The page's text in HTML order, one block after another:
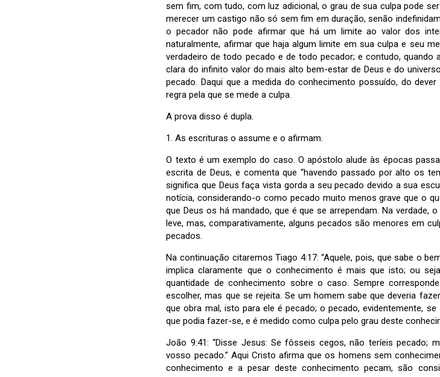
sem fim, com tudo, com luz adicional, o grau de sua culpa pode
merecer um castigo não só sem fim em duração, senão
o pecador não pode afirmar que há um limite ao valor dos
naturalmente, afirmar que haja algum limite em sua culpa e seu
verdadeiro de todo pecado e de todo pecador; e contudo,
clara do infinito valor do mais alto bem-estar de Deus e do
pecado. Daqui que a medida do conhecimento possuído, do
regra pela que se mede a culpa.
A prova disso é dupla.
1. As escrituras o assume e o afirmam.
O texto é um exemplo do caso. O apóstolo alude às épocas
escrita de Deus, e comenta que “havendo passado por alto os
significa que Deus faça vista gorda a seu pecado devido a sua
notícia, considerando-o como pecado muito menos grave que o
que Deus os há mandado, que é que se arrependam. Na
leve, mas, comparativamente, alguns pecados são menores em
pecados.
Na continuação citaremos Tiago 4:17: “Aquele, pois, que sabe o
implica claramente que o conhecimento é mais que isto; ou
quantidade de conhecimento sobre o caso. Sempre
escolher, mas que se rejeita. Se um homem sabe que deveria
que obra mal, isto para ele é pecado; o pecado, evidentemente,
que podia fazer-se, e é medido como culpa pelo grau deste
João 9:41: “Disse Jesus: Se fôsseis cegos, não teríeis pecado;
vosso pecado.” Aqui Cristo afirma que os homens sem
conhecimento e a pesar deste conhecimento pecam, são